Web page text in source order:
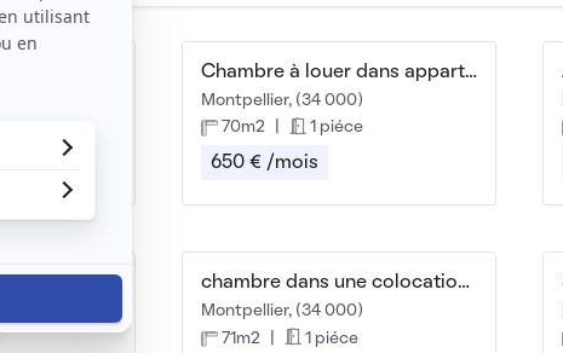
Chambre à louer dans appartement T3
Montpellier, (34 000)
70m2
1 piéce
650 € /mois
chambre dans une colocation tranquille
Montpellier, (34 000)
71m2
1 piéce